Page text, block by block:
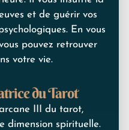
et de guérir vos
En vous
pouvez retrouver
votre vie.
du Tarot
III du tarot,
dimension spirituelle.